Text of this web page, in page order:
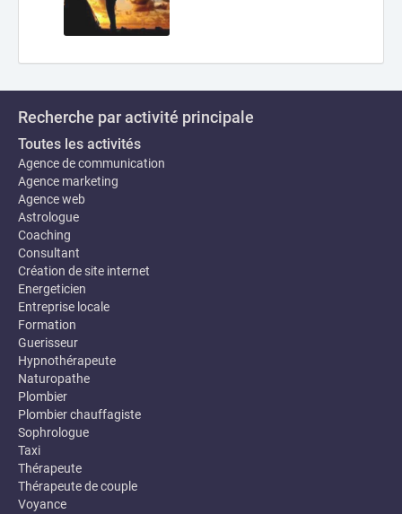
Recherche par activité principale
Toutes les activités
Agence de communication
Agence marketing
Agence web
Astrologue
Coaching
Consultant
Création de site internet
Energeticien
Entreprise locale
Formation
Guerisseur
Hypnothérapeute
Naturopathe
Plombier
Plombier chauffagiste
Sophrologue
Taxi
Thérapeute
Thérapeute de couple
Voyance